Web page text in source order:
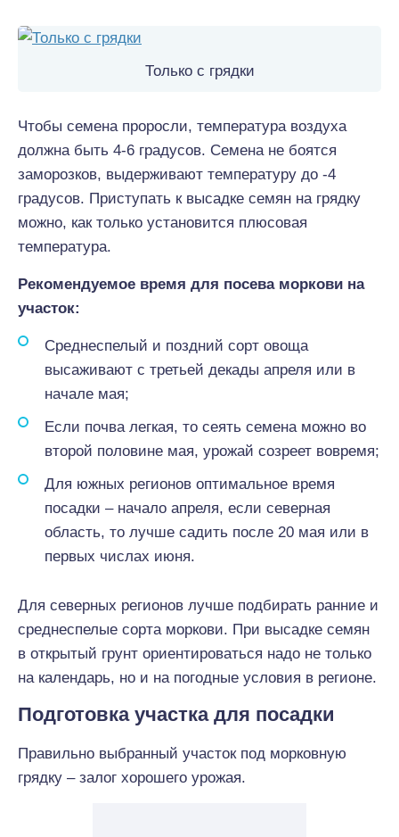
Только с грядки
Чтобы семена проросли, температура воздуха
должна быть 4-6 градусов. Семена не боятся
заморозков, выдерживают температуру до -4
градусов. Приступать к высадке семян на грядку
можно, как только установится плюсовая
температура.
Рекомендуемое время для посева моркови на
участок:
Среднеспелый и поздний сорт овоща
высаживают с третьей декады апреля или в
начале мая;
Если почва легкая, то сеять семена можно во
второй половине мая, урожай созреет вовремя;
Для южных регионов оптимальное время
посадки – начало апреля, если северная
область, то лучше садить после 20 мая или в
первых числах июня.
Для северных регионов лучше подбирать ранние и
среднеспелые сорта моркови. При высадке семян
в открытый грунт ориентироваться надо не только
на календарь, но и на погодные условия в регионе.
Подготовка участка для посадки
Правильно выбранный участок под морковную
грядку – залог хорошего урожая.